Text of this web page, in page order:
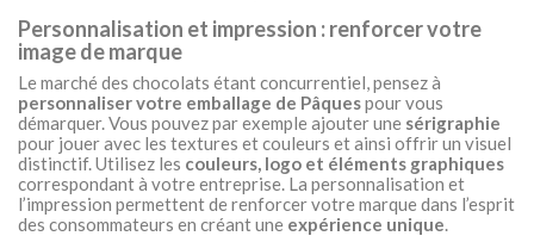
Personnalisation et impression : renforcer votre
image de marque
Le marché des chocolats étant concurrentiel, pensez à
personnaliser votre emballage de Pâquespour vous
démarquer. Vous pouvez par exemple ajouter une sérigraphie
pour jouer avec les textures et couleurs et ainsi offrir un visuel
distinctif. Utilisez les couleurs, logo et éléments graphiques
correspondant à votre entreprise. La personnalisation et
l’impression permettent de renforcer votre marque dans l’esprit
des consommateurs en créant une expérience unique.